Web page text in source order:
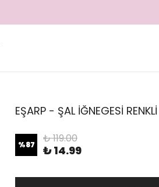
EŞARP - ŞAL İĞNEGESİ RENKLİ
%87 ₺ 119.00
₺ 14.99